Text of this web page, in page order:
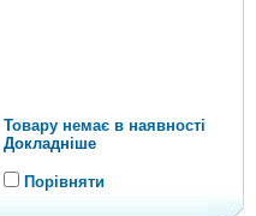
Товару немає в наявності
Докладніше
Порівняти